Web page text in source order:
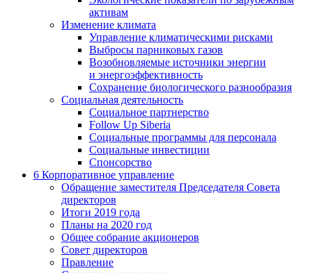
активам
Изменение климата
Управление климатическими рисками
Выбросы парниковых газов
Возобновляемые источники энергии
и энергоэффективность
Сохранение биологического разнообразия
Социальная деятельность
Социальное партнерство
Follow Up Siberia
Социальные программы для персонала
Социальные инвестиции
Спонсорство
6 Корпоративное управление
Обращение заместителя Председателя Совета
директоров
Итоги 2019 года
Планы на 2020 год
Общее собрание акционеров
Совет директоров
Правление